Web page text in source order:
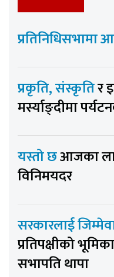
प्रतिनिधिसभामा
प्रकृति, संस्कृतिर
मर्स्याङ्दीमा
यस्तो छआजका
विनिमयदर
सरकारलाई
प्रतिपक्षीको
सभापति थापा